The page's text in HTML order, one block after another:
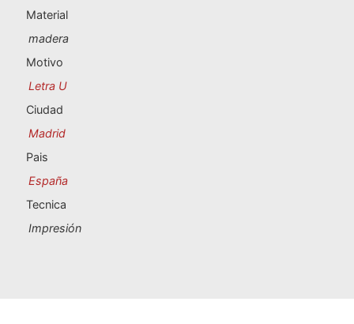
A Coruña
Alicante
Ávila
Material
madera
Motivo
Letra U
Ciudad
Madrid
Pais
España
Tecnica
Impresión